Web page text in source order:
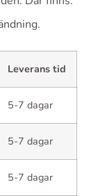
Leverans tid
5-7 dagar
5-7 dagar
5-7 dagar